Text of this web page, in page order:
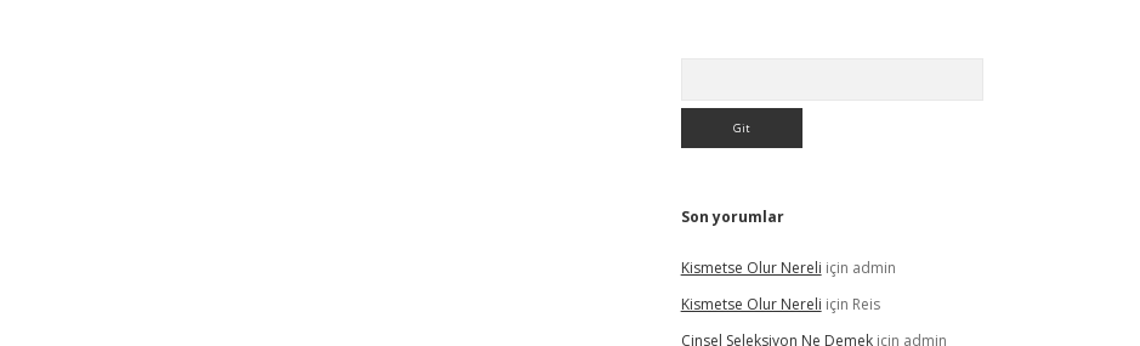
Son yorumlar
Kismetse Olur Nereli için admin
Kismetse Olur Nereli için Reis
Cinsel Seleksiyon Ne Demekiçin admin